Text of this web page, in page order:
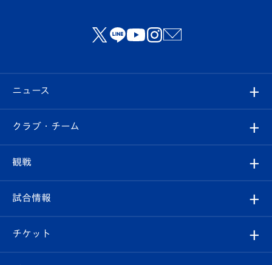
ニュース
すべて
クラブ
試合情報
クラブ・チーム
クラブ概要
エンブレム紹介
観戦
観戦ルール
はじめての観戦ガイド
試合情報
試合日程/結果
チケット